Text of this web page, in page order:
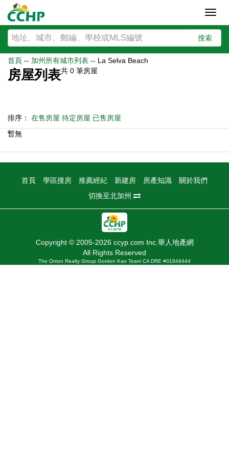
搜索
首頁 -- 加州所有城市列表 -- La Selva Beach
房屋列表共 0 筆房屋
排序： 在售房屋 待定房屋 已售房屋
暫無
首頁 學區搜房 推薦經紀 新建房 房產知識
關於我們
切換至北加州
Copyright © 2005-2026 ccyp.com Inc.華人地產網
All Rights Reserved
The Onion Realty Group Gorden Kao Team CA DRE #01849444